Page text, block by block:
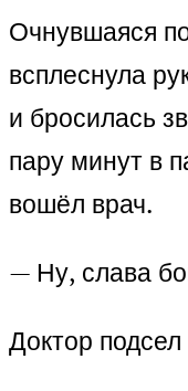
Очнувшаяся
всплеснула
и бросилась
пару минут в
вошёл врач.
— Ну, слава
Доктор подсел